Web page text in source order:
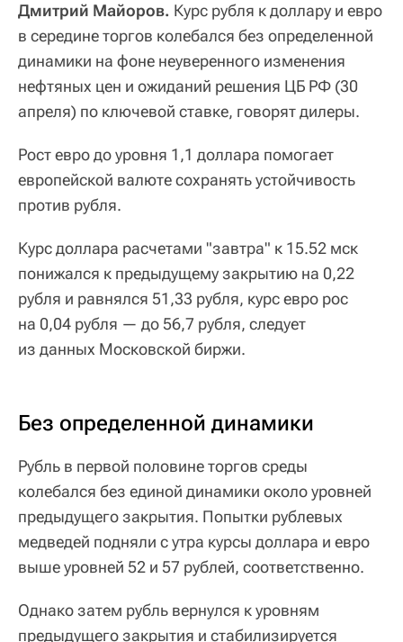
Дмитрий Майоров. Курс рубля к доллару и евро
в середине торгов колебался без определенной
динамики на фоне неуверенного изменения
нефтяных цен и ожиданий решения ЦБ РФ (30
апреля) по ключевой ставке, говорят дилеры.
Рост евро до уровня 1,1 доллара помогает
европейской валюте сохранять устойчивость
против рубля.
Курс доллара расчетами "завтра" к 15.52 мск
понижался к предыдущему закрытию на 0,22
рубля и равнялся 51,33 рубля, курс евро рос
на 0,04 рубля — до 56,7 рубля, следует
из данных Московской биржи.
Без определенной динамики
Рубль в первой половине торгов среды
колебался без единой динамики около уровней
предыдущего закрытия. Попытки рублевых
медведей подняли с утра курсы доллара и евро
выше уровней 52 и 57 рублей, соответственно.
Однако затем рубль вернулся к уровням
предыдущего закрытия и стабилизируется